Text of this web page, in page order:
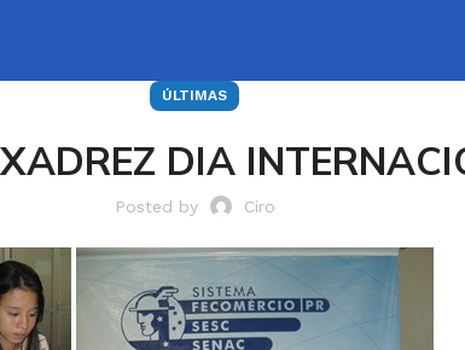
ÚLTIMAS
DIA
Posted by Ciro